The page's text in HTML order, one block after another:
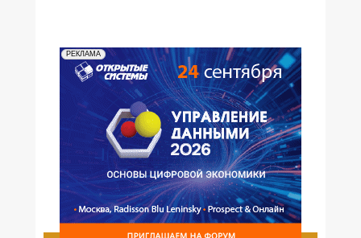
РЕКЛАМА